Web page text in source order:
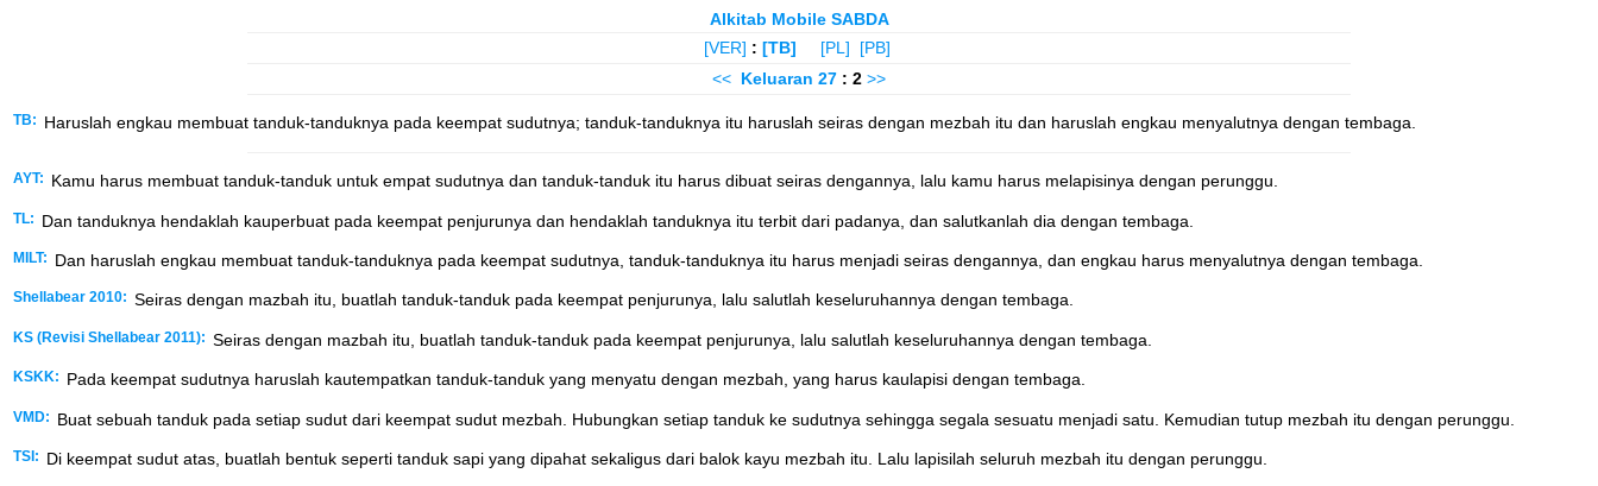
Alkitab Mobile SABDA
[VER] : [TB] [PL]
[PB]
<< Keluaran 27 : 2 >>
TB: Haruslah engkau membuat tanduk-tanduknya pada keempat sudutnya; tanduk-tanduknya itu haruslah seiras dengan mezbah itu dan haruslah engkau menyalutnya dengan tembaga.
AYT: Kamu harus membuat tanduk-tanduk untuk empat sudutnya dan tanduk-tanduk itu harus dibuat seiras dengannya, lalu kamu harus melapisinya dengan perunggu.
TL: Dan tanduknya hendaklah kauperbuat pada keempat penjurunya dan hendaklah tanduknya itu terbit dari padanya, dan salutkanlah dia dengan tembaga.
MILT: Dan haruslah engkau membuat tanduk-tanduknya pada keempat sudutnya, tanduk-tanduknya itu harus menjadi seiras dengannya, dan engkau harus menyalutnya dengan tembaga.
Shellabear 2010: Seiras dengan mazbah itu, buatlah tanduk-tanduk pada keempat penjurunya, lalu salutlah keseluruhannya dengan tembaga.
KS (Revisi Shellabear 2011): Seiras dengan mazbah itu, buatlah tanduk-tanduk pada keempat penjurunya, lalu salutlah keseluruhannya dengan tembaga.
KSKK: Pada keempat sudutnya haruslah kautempatkan tanduk-tanduk yang menyatu dengan mezbah, yang harus kaulapisi dengan tembaga.
VMD: Buat sebuah tanduk pada setiap sudut dari keempat sudut mezbah. Hubungkan setiap tanduk ke sudutnya sehingga segala sesuatu menjadi satu. Kemudian tutup mezbah itu dengan perunggu.
TSI: Di keempat sudut atas, buatlah bentuk seperti tanduk sapi yang dipahat sekaligus dari balok kayu mezbah itu. Lalu lapisilah seluruh mezbah itu dengan perunggu.